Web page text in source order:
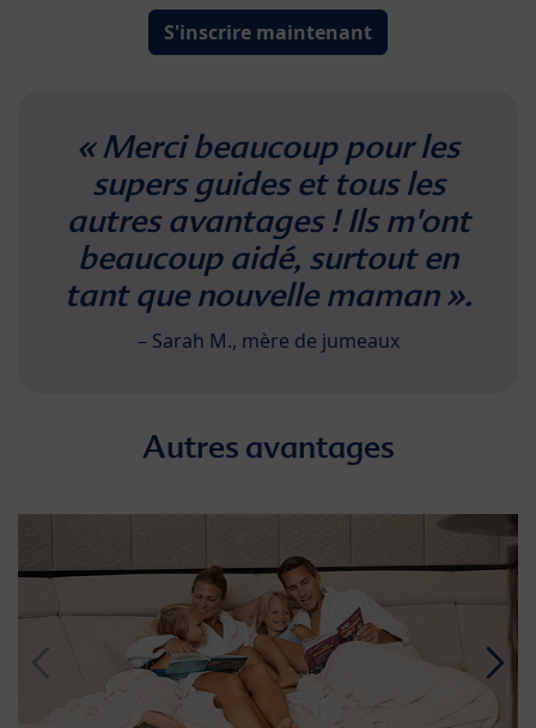
S'inscrire maintenant
« Merci beaucoup pour les
supers guides et tous les
autres avantages ! Ils m'ont
beaucoup aidé, surtout en
tant que nouvelle maman ».
– Sarah M., mère de jumeaux
Autres avantages